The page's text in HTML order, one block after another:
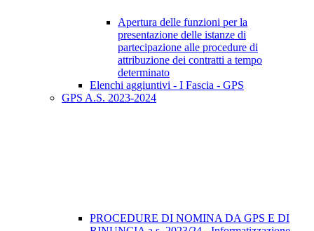
Apertura delle funzioni per la
presentazione delle istanze di
partecipazione alle procedure di
attribuzione dei contratti a tempo
determinato
Elenchi aggiuntivi - I Fascia - GPS
GPS A.S. 2023-2024
PROCEDURE DI NOMINA DA GPS E DI